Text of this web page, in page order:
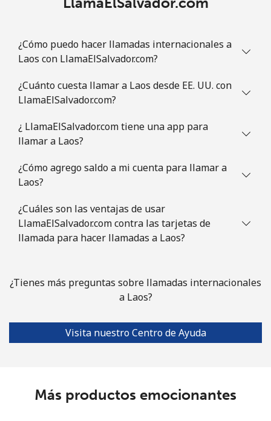
¿Cómo puedo hacer llamadas internacionales a
Laos con LlamaElSalvador.com?
¿Cuánto cuesta llamar a Laos desde EE. UU. con
LlamaElSalvador.com?
¿ LlamaElSalvador.com tiene una app para
llamar a Laos?
¿Cómo agrego saldo a mi cuenta para llamar a
Laos?
¿Cuáles son las ventajas de usar
LlamaElSalvador.com contra las tarjetas de
llamada para hacer llamadas a Laos?
¿Tienes más preguntas sobre llamadas internacionales
a Laos?
Visita nuestro Centro de Ayuda
Más productos emocionantes